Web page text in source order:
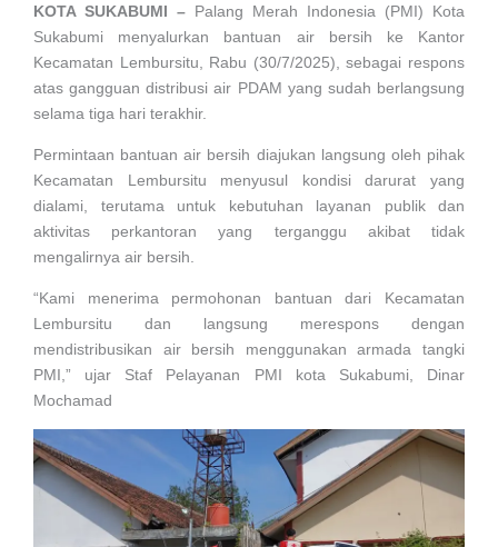
KOTA SUKABUMI – Palang Merah Indonesia (PMI) Kota
Sukabumi menyalurkan bantuan air bersih ke Kantor
Kecamatan Lembursitu, Rabu (30/7/2025), sebagai respons
atas gangguan distribusi air PDAM yang sudah berlangsung
selama tiga hari terakhir.
Permintaan bantuan air bersih diajukan langsung oleh pihak
Kecamatan Lembursitu menyusul kondisi darurat yang
dialami, terutama untuk kebutuhan layanan publik dan
aktivitas perkantoran yang terganggu akibat tidak
mengalirnya air bersih.
“Kami menerima permohonan bantuan dari Kecamatan
Lembursitu dan langsung merespons dengan
mendistribusikan air bersih menggunakan armada tangki
PMI,” ujar Staf Pelayanan PMI kota Sukabumi, Dinar
Mochamad